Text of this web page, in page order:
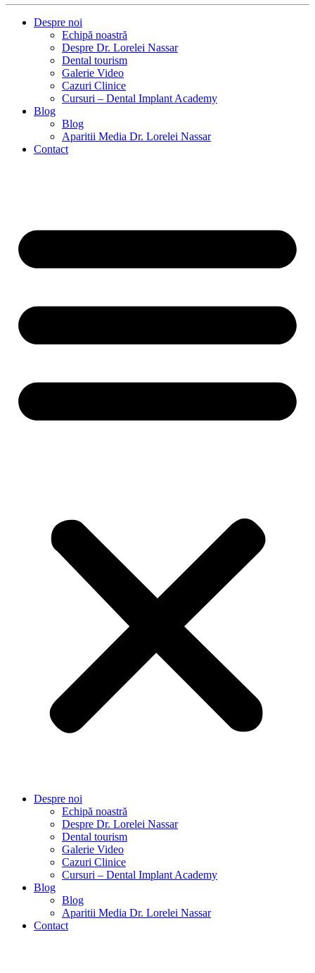
Despre noi
Echipă noastră
Despre Dr. Lorelei Nassar
Dental tourism
Galerie Video
Cazuri Clinice
Cursuri – Dental Implant Academy
Blog
Blog
Aparitii Media Dr. Lorelei Nassar
Contact
Despre noi
Echipă noastră
Despre Dr. Lorelei Nassar
Dental tourism
Galerie Video
Cazuri Clinice
Cursuri – Dental Implant Academy
Blog
Blog
Aparitii Media Dr. Lorelei Nassar
Contact